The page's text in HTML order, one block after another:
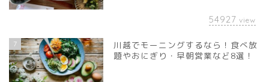
54927 view
7
川越でモーニングするなら！食べ放
題やおにぎり・早朝営業など8選！